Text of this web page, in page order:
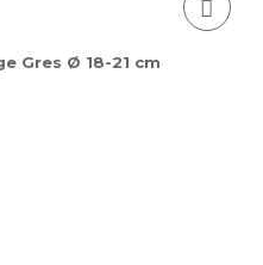
Gres Ø 18-21 cm